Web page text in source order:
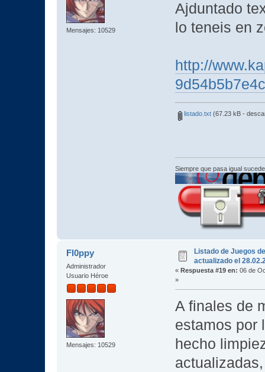
Mensajes: 10529
Ajduntado
lo teneis en
http://
listado.txt(67.23 kB -
Siempre que pasa igual
Fl0ppy
Administrador
Usuario Héroe
Mensajes: 10529
Listado de Juegos
actualizado el
« Respuesta #19 en: 06 de
»
A finales de
estamos por
hecho